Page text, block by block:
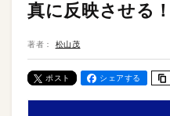
真に反映させる！
著者： 松山茂
ポスト シェアする